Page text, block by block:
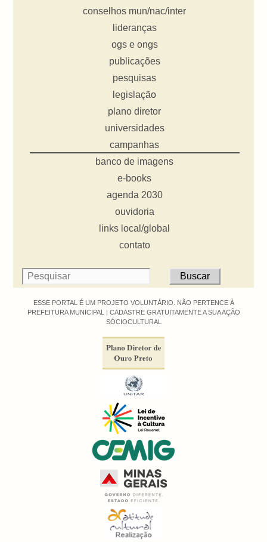
conselhos mun/nac/inter
lideranças
ogs e ongs
publicações
pesquisas
legislação
plano diretor
universidades
campanhas
banco de imagens
e-books
agenda 2030
ouvidoria
links local/global
contato
ESSE PORTAL É UM PROJETO VOLUNTÁRIO. NÃO PERTENCE À
PREFEITURA MUNICIPAL | CADASTRE GRATUITAMENTE A SUA AÇÃO
SÓCIOCULTURAL